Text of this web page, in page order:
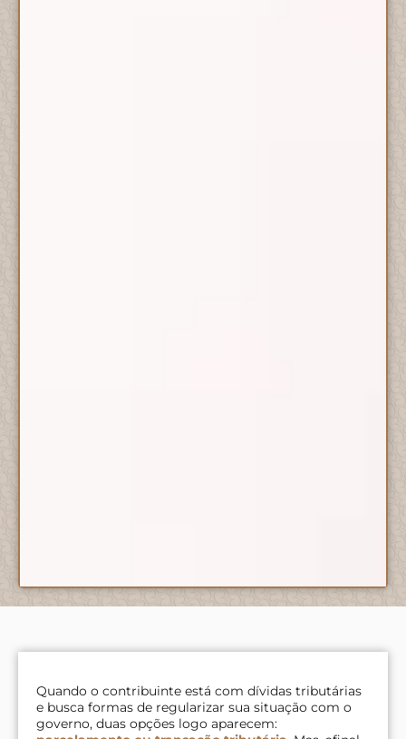
Quando o contribuinte está com dívidas tributárias
e busca formas de regularizar sua situação com o
governo, duas opções logo aparecem: